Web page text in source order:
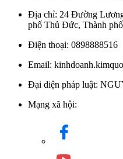
Địa chỉ: 24 Đường
phố Thủ Đức, Thành
Điện thoại: 0898888516
Email:
Đại diện pháp luật:
Mạng xã hội: